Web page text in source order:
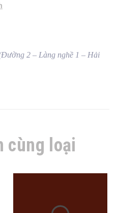
2 – Làng nghề 1 – Hải
cùng loại